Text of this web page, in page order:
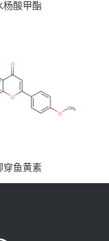
杨酸甲酯
穿鱼黄素